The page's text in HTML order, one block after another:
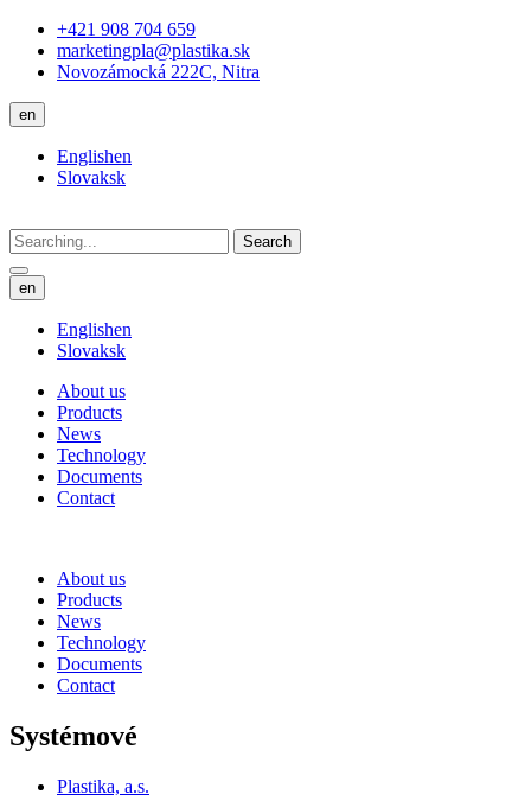
+421 908 704 659
marketingpla@plastika.sk
Novozámocká 222C, Nitra
en
Englishen
Slovaksk
Search
en
Englishen
Slovaksk
About us
Products
News
Technology
Documents
Contact
About us
Products
News
Technology
Documents
Contact
Systémové
Plastika, a.s.